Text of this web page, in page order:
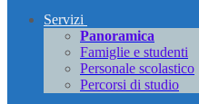
Servizi
Panoramica
Famiglie e studenti
Personale scolastico
Percorsi di studio